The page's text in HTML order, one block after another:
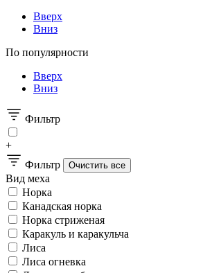
Вверх
Вниз
По популярности
Вверх
Вниз
Фильтр
+
Фильтр
Вид меха
Норка
Канадская норка
Норка стриженая
Каракуль и каракульча
Лиса
Лиса огневка